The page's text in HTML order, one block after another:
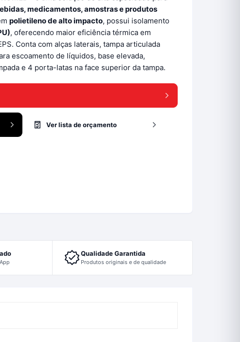
medicamentos, amostras e produtos
polietileno de alto impacto, possui isolamento
, oferecendo maior eficiência térmica em
Conta com alças laterais, tampa articulada
escoamento de líquidos, base elevada,
e 4 porta-latas na face superior da tampa.
Ver lista de orçamento
Qualidade Garantida
Produtos originais e de qualidade